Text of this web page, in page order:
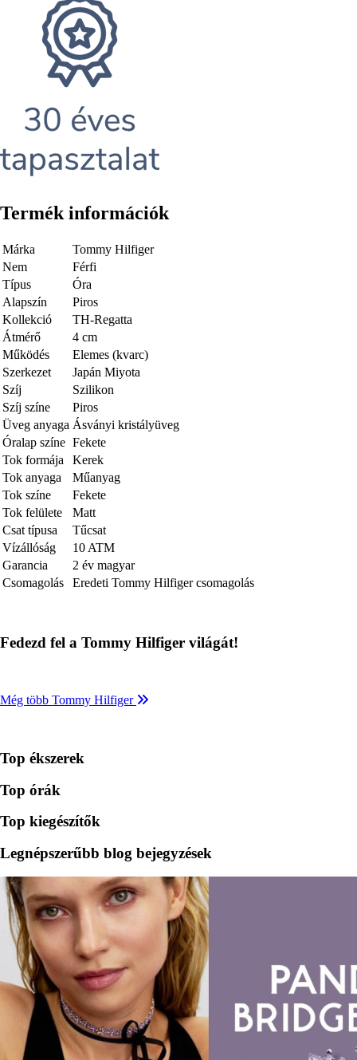
Termék információk
Márka
Tommy Hilfiger
Nem
Férfi
Típus
Óra
Alapszín
Piros
Kollekció
TH-Regatta
Átmérő
4 cm
Működés
Elemes (kvarc)
Szerkezet
Japán Miyota
Szíj
Szilikon
Szíj színe
Piros
Üveg anyaga Ásványi kristályüveg
Óralap színe Fekete
Tok formája
Kerek
Tok anyaga
Műanyag
Tok színe
Fekete
Tok felülete
Matt
Csat típusa
Tűcsat
Vízállóság
10 ATM
Garancia
2 év magyar
Csomagolás
Eredeti Tommy Hilfiger csomagolás
Fedezd fel a Tommy Hilfiger világát!
Még több Tommy Hilfiger
Top ékszerek
Top órák
Top kiegészítők
Legnépszerűbb blog bejegyzések